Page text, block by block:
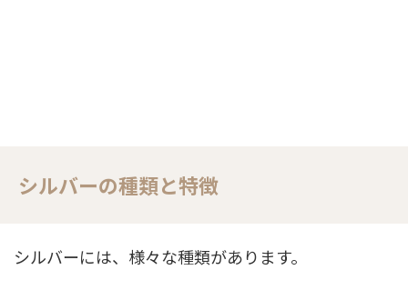
シルバーの種類と特徴
シルバーには、様々な種類があります。